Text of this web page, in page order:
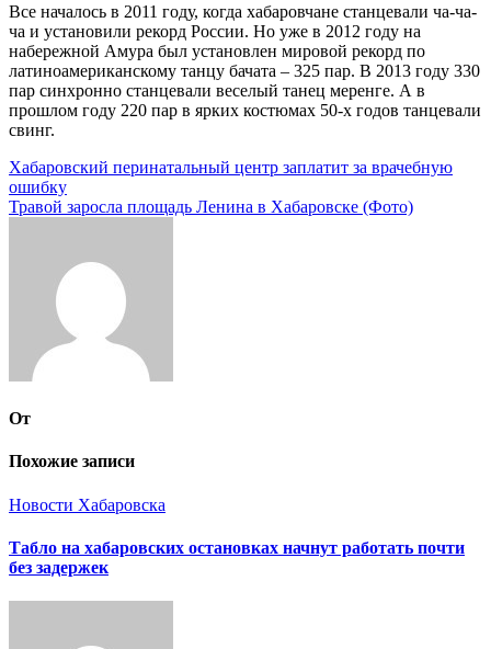
Все началось в 2011 году, когда хабаровчане станцевали ча-ча-
ча и установили рекорд России. Но уже в 2012 году на
набережной Амура был установлен мировой рекорд по
латиноамериканскому танцу бачата – 325 пар. В 2013 году 330
пар синхронно станцевали веселый танец меренге. А в
прошлом году 220 пар в ярких костюмах 50-х годов танцевали
свинг.
Навигация
по
Хабаровский перинатальный центр заплатит за врачебную
ошибку
Травой заросла площадь Ленина в Хабаровске (Фото)
От
Похожие записи
Новости Хабаровска
Табло на хабаровских остановках начнут работать почти
без задержек